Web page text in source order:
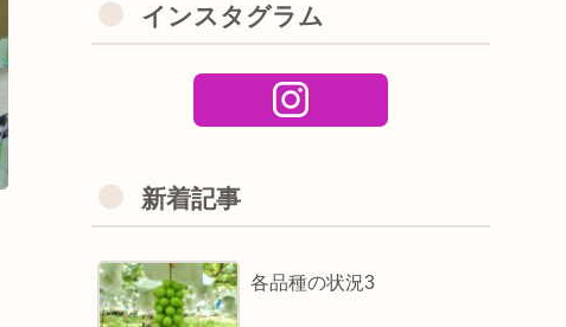
インスタグラム
新着記事
各品種の状況3